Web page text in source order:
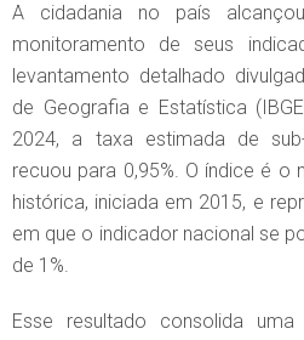
A cidadania no país
monitoramento de seus
levantamento detalhado
de Geografia e Estatística
2024, a taxa estimada de
recuou para 0,95%. O índice é
histórica, iniciada em 2015, e
em que o indicador nacional se
de 1%.
Esse resultado consolida